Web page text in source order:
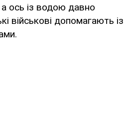
а ось із водою давно
військові допомагають із